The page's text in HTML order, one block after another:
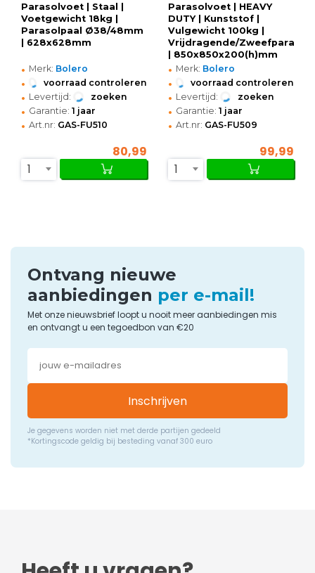
Parasolvoet | Staal |
Voetgewicht 18kg |
Parasolpaal Ø38/48mm
| 628x628mm
• Merk: Bolero
• voorraad controleren
• Levertijd: zoeken
• Garantie: 1 jaar
• Art.nr: GAS-FU510
80,99
1
Parasolvoet | HEAVY
DUTY | Kunststof |
Vulgewicht 100kg |
Vrijdragende/Zweefparasols
| 850x850x200(h)mm
• Merk: Bolero
• voorraad controleren
• Levertijd: zoeken
• Garantie: 1 jaar
• Art.nr: GAS-FU509
99,99
1
Ontvang nieuwe
aanbiedingen per e-mail!
Met onze nieuwsbrief loopt u nooit meer aanbiedingen mis
en ontvangt u een tegoedbon van €20
Inschrijven
Je gegevens worden niet met derde partijen gedeeld
*Kortingscode geldig bij besteding vanaf 300 euro